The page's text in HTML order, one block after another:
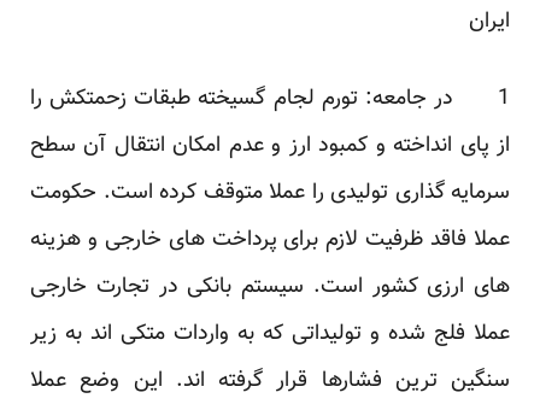
ایران
1 در جامعه:‌ تورم لجام گسیخته طبقات زحمتکش را
از پای انداخته و کمبود ارز و عدم امکان انتقال آن سطح
سرمایه گذاری تولیدی را عملا متوقف کرده است. حکومت
عملا فاقد ظرفیت لازم برای پرداخت های خارجی و هزینه
های ارزی کشور است. سیستم بانکی در تجارت خارجی
عملا فلج شده و تولیداتی که به واردات متکی اند به زیر
سنگین ترین فشارها قرار گرفته اند. این وضع عملا